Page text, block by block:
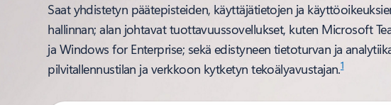
Saat yhdistetyn päätepisteiden, käyttäjätietojen ja
hallinnan; alan johtavat tuottavuussovellukset, kuten Microsoft
ja Windows for Enterprise; sekä edistyneen tietoturvan ja
pilvitallennustilan ja verkkoon kytketyn tekoälyavustajan.1